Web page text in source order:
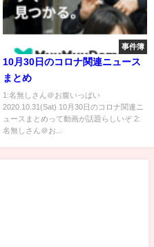
事件簿
10月30日のコロナ関連ニュース
まとめ
1:名無しさん＠お腹いっぱい
2020.10.31(Sat) 10月30日のコロナ関連ニ
ュースまとめって動画が話題らしいぞ 2:
名無しさん＠お...